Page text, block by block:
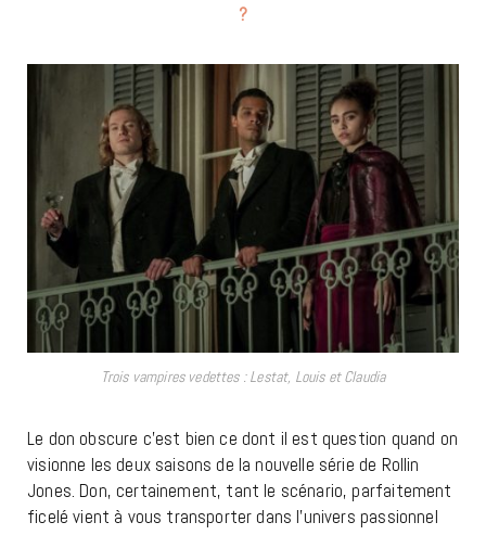
?
Trois vampires vedettes : Lestat, Louis et Claudia
Le don obscure c’est bien ce dont il est question quand on
visionne les deux saisons de la nouvelle série de Rollin
Jones. Don, certainement, tant le scénario, parfaitement
ficelé vient à vous transporter dans l’univers passionnel